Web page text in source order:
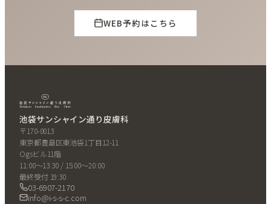
WEB予約はこちら
池袋サンシャイン通り皮膚科
〒170-0013
東京都豊島区東池袋1丁目12-11
Ogsビル11階
11:00〜13:30 / 15:00〜20:00
最終受付 19:30
03-6907-2170
info@i-s-s-c.com